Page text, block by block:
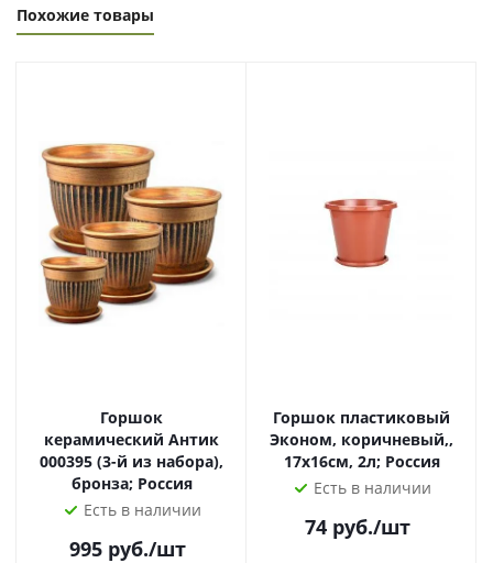
Похожие товары
Горшок
керамический Антик
000395 (3-й из набора),
бронза; Россия
Есть в наличии
995 руб./шт
Горшок пластиковый
Эконом, коричневый,,
17х16см, 2л; Россия
Есть в наличии
74 руб./шт